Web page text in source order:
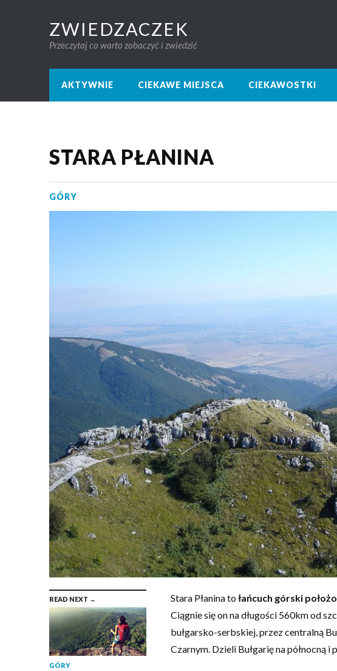
ZWIEDZACZEK
Przeczytaj co warto zobaczyć i zwiedzić
AKTYWNIE CIEKAWE MIEJSCA CIEKAWOSTKI
STARA PŁANINA
GÓRY
READ NEXT →
GÓRY
Stara Płanina tołańcuch górski
Ciągnie się on na długości 560km od
bułgarsko-serbskiej, przez centralną
Czarnym. Dzieli Bułgarię na północną i